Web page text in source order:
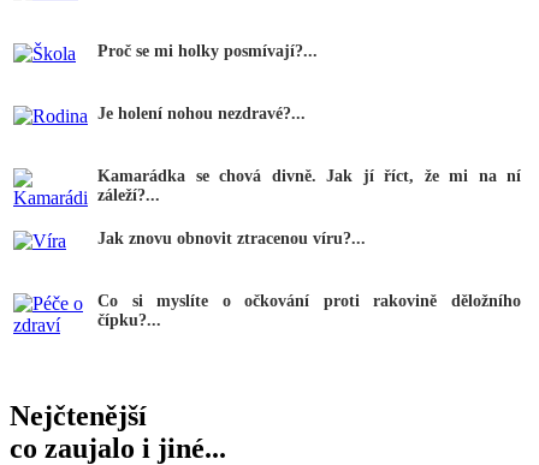
Proč se mi holky posmívají?...
Je holení nohou nezdravé?...
Kamarádka se chová divně. Jak jí říct, že mi na ní
záleží?...
Jak znovu obnovit ztracenou víru?...
Co si myslíte o očkování proti rakovině děložního
čípku?...
Nejčtenější
co zaujalo i jiné...